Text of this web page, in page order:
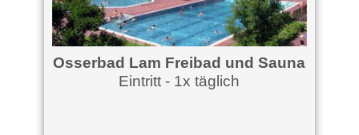
Osserbad Lam Freibad und Sauna
Eintritt - 1x täglich